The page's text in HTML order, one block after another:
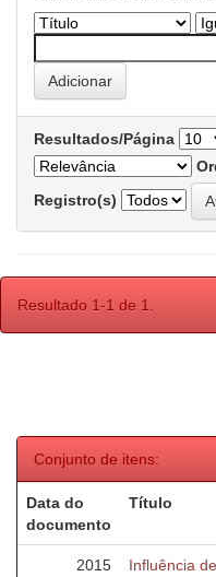
Resultados/Página
Registro(s)
Resultado 1-1 de 1.
Conjunto de itens:
Data do
documento
Título
2015
Influência